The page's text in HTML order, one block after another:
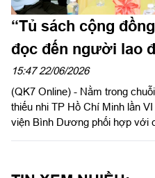
“Tủ sách cộng
đọc đến người lao
15:47 22/06/2026
(QK7 Online) - Nằm trong
thiếu nhi TP Hồ Chí Minh lần
viện Bình Dương phối hợp với